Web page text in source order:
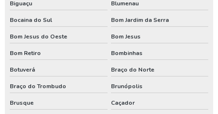
Poço artesiano custo
Poço artesiano de 150 metros
Poço artesiano empresa
Poço artesiano industrial
Poço artesiano orçamento
Biguaçu Blumenau
Bocaina do Sul Bom Jardim da Serra
Bom Jesus do Oeste Bom Jesus
Bom Retiro Bombinhas
Botuverá Braço do Norte
Braço do Trombudo Brunópolis
Brusque Caçador